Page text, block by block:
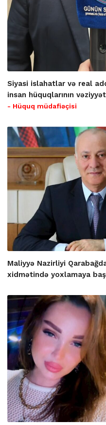
Siyasi islahatlar və real
insan hüquqlarının
- Hüquq müdafiəçisi
Maliyyə Nazirliyi
xidmətində yoxlamaya